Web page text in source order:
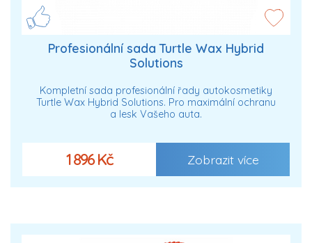
Profesionální sada Turtle Wax Hybrid
Solutions
Kompletní sada profesionální řady autokosmetiky
Turtle Wax Hybrid Solutions. Pro maximální ochranu
a lesk Vašeho auta.
1 896 Kč Zobrazit více